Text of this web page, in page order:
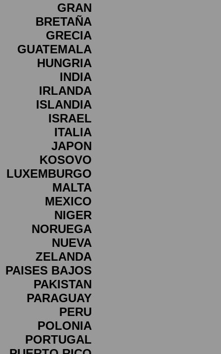
GRAN
BRETAÑA
GRECIA
GUATEMALA
HUNGRIA
INDIA
IRLANDA
ISLANDIA
ISRAEL
ITALIA
JAPON
KOSOVO
LUXEMBURGO
MALTA
MEXICO
NIGER
NORUEGA
NUEVA
ZELANDA
PAISES BAJOS
PAKISTAN
PARAGUAY
PERU
POLONIA
PORTUGAL